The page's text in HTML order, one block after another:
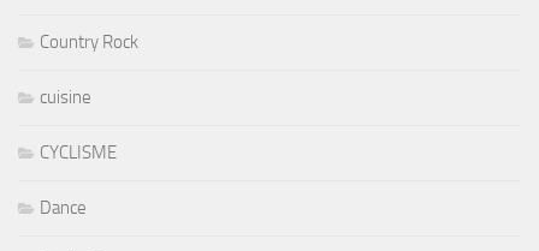
Country Rock
cuisine
CYCLISME
Dance